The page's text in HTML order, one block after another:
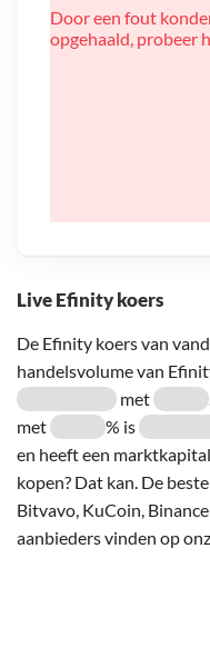
Live Efinity koers
De Efinity koers van
handelsvolume van
met
met
% is
en heeft een
kopen? Dat kan. De
Bitvavo, KuCoin,
aanbieders vinden op
Door een fout
opgehaald, probeer